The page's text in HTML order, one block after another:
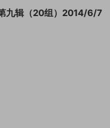
九辑（20组）2014/6/7